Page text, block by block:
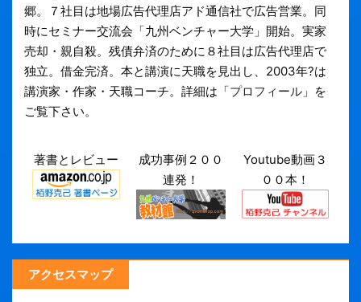
郷。７社目は地場広告代理店アド通信社で広告営業。同
時にセミナー交流会「九州ベンチャー大学」開始。実家
売却・親自殺。残債弁済のために８社目は広告代理店で
独立。借金完済。本と講演に天職を見出し、2003年?は
講演家・作家・天職コーチ。詳細は「プロフィール 」を
ご覧下さい。
著書とレビュー
成功事例２００
連発！
Youtube動画３
００本！
アクセスマップ